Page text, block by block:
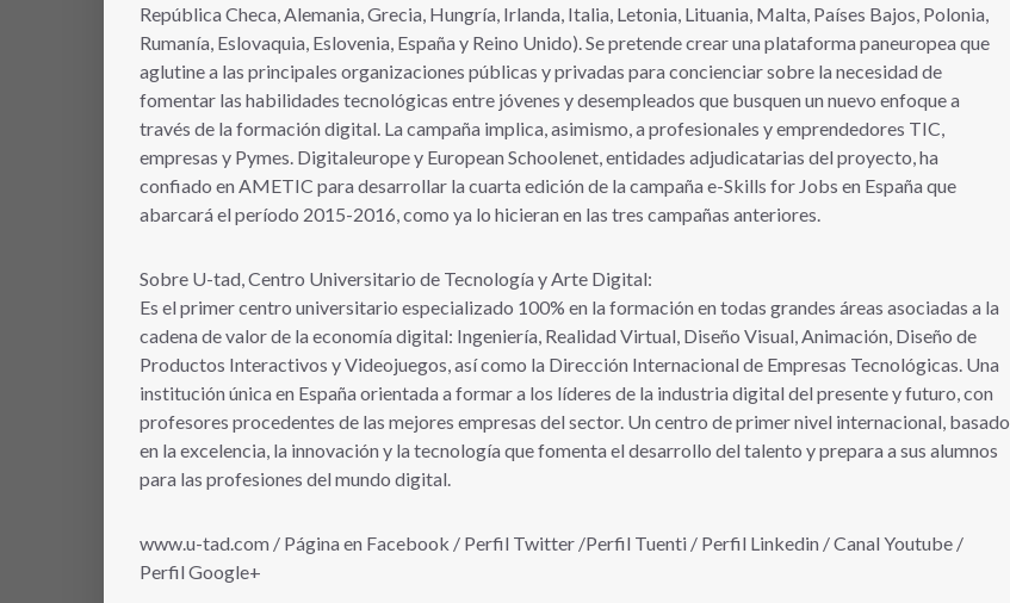
República Checa, Alemania, Grecia, Hungría, Irlanda, Italia, Letonia, Lituania, Malta, Países Bajos, Polonia,
Rumanía, Eslovaquia, Eslovenia, España y Reino Unido). Se pretende crear una plataforma paneuropea que
aglutine a las principales organizaciones públicas y privadas para concienciar sobre la necesidad de
fomentar las habilidades tecnológicas entre jóvenes y desempleados que busquen un nuevo enfoque a
través de la formación digital. La campaña implica, asimismo, a profesionales y emprendedores TIC,
empresas y Pymes. Digitaleurope y European Schoolenet, entidades adjudicatarias del proyecto, ha
confiado en AMETIC para desarrollar la cuarta edición de la campaña e-Skills for Jobs en España que
abarcará el período 2015-2016, como ya lo hicieran en las tres campañas anteriores.
Sobre U-tad, Centro Universitario de Tecnología y Arte Digital:
Es el primer centro universitario especializado 100% en la formación en todas grandes áreas asociadas a la
cadena de valor de la economía digital: Ingeniería, Realidad Virtual, Diseño Visual, Animación, Diseño de
Productos Interactivos y Videojuegos, así como la Dirección Internacional de Empresas Tecnológicas. Una
institución única en España orientada a formar a los líderes de la industria digital del presente y futuro, con
profesores procedentes de las mejores empresas del sector. Un centro de primer nivel internacional, basado
en la excelencia, la innovación y la tecnología que fomenta el desarrollo del talento y prepara a sus alumnos
para las profesiones del mundo digital.
www.u-tad.com / Página en Facebook / Perfil Twitter /Perfil Tuenti / Perfil Linkedin / Canal Youtube /
Perfil Google+